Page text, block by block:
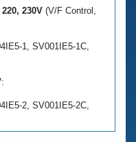
230V (V/F Control,
1, SV001IE5-1C,
:
2, SV001IE5-2C,